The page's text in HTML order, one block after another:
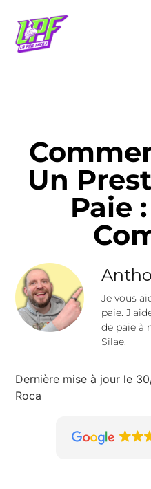
Un
Paie
Je vous
paie.
de paie à
Silae.
Dernière mise à jour le
Roca